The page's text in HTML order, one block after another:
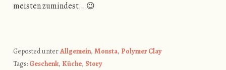
meisten zumindest… 😉
Geposted unterAllgemein, Monsta, Polymer Clay
Tags: Geschenk, Küche, Story